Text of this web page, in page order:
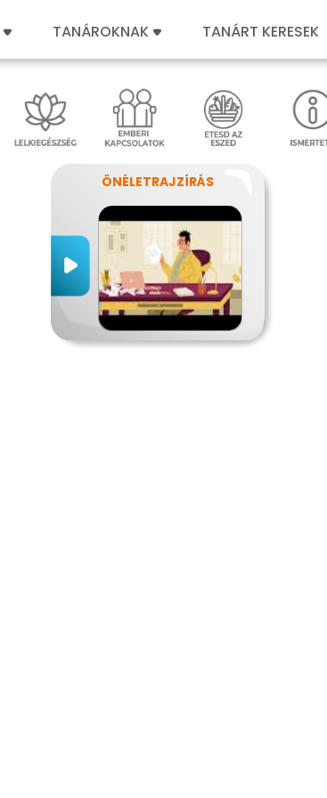
TANÁROKNAK TANÁRT KERESEK
ÖNÉLETRAJZÍRÁS